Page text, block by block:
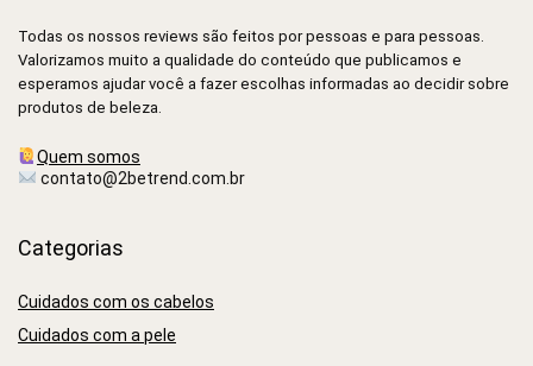
Todas os nossos reviews são feitos por pessoas e para pessoas.
Valorizamos muito a qualidade do conteúdo que publicamos e
esperamos ajudar você a fazer escolhas informadas ao decidir sobre
produtos de beleza.
Quem somos
contato@2betrend.com.br
Categorias
Cuidados com os cabelos
Cuidados com a pele